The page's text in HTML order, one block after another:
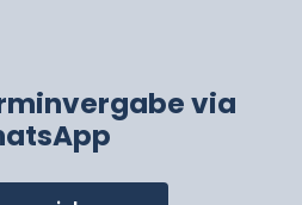
via